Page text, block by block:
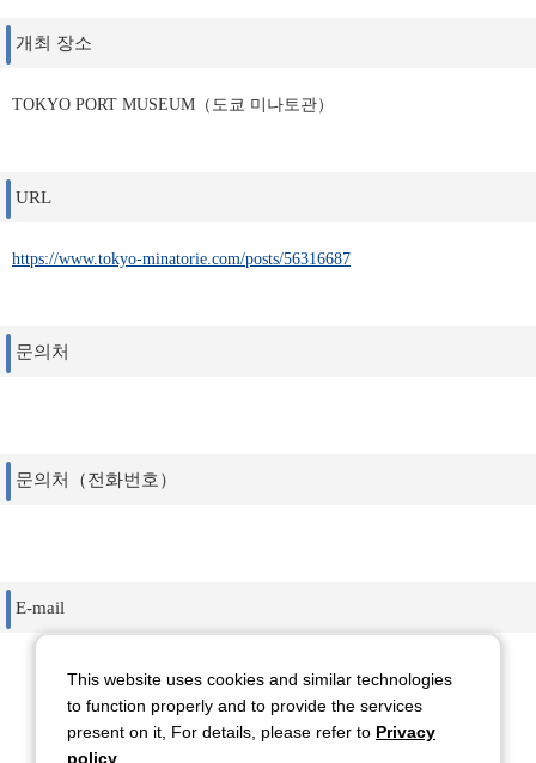
개최 장소
TOKYO PORT MUSEUM（도쿄 미나토관）
URL
https://www.tokyo-minatorie.com/posts/56316687
문의처
문의처（전화번호）
E-mail
돌아 가기
This website uses cookies and similar technologies
to function properly and to provide the services
present on it, For details, please refer to Privacy
policy